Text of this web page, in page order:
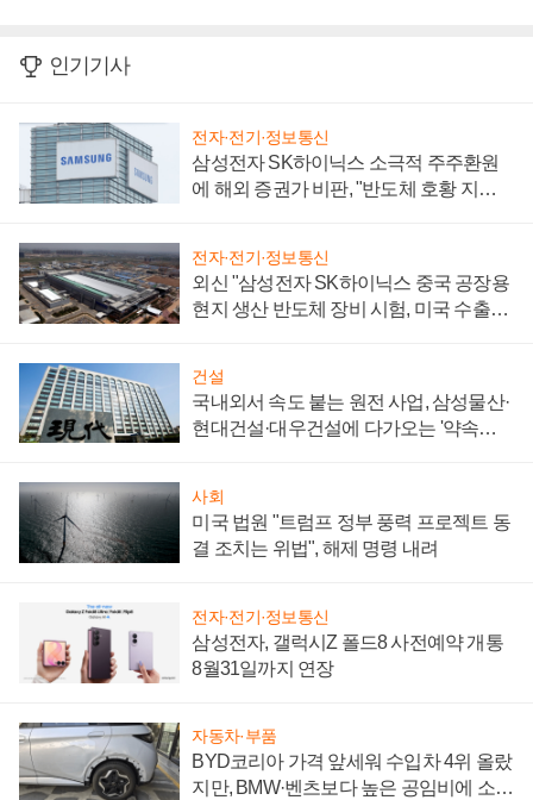
인기기사
전자·전기·정보통신
삼성전자 SK하이닉스 소극적 주주환원
에 해외 증권가 비판, "반도체 호황 지속
전자·전기·정보통신
외신 "삼성전자 SK하이닉스 중국 공장용
현지 생산 반도체 장비 시험, 미국 수출통
건설
국내외서 속도 붙는 원전 사업, 삼성물산·
현대건설·대우건설에 다가오는 '약속의
사회
미국 법원 "트럼프 정부 풍력 프로젝트 동
결 조치는 위법", 해제 명령 내려
전자·전기·정보통신
삼성전자, 갤럭시Z 폴드8 사전예약 개통
8월31일까지 연장
자동차·부품
BYD코리아 가격 앞세워 수입차 4위 올랐
지만, BMW·벤츠보다 높은 공임비에 소비